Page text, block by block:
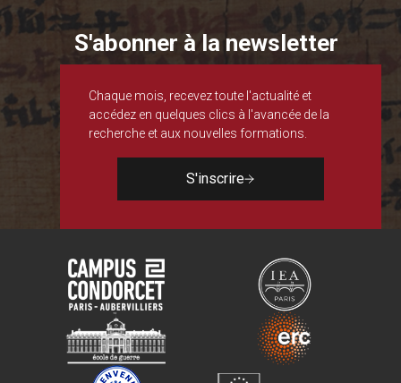
S'abonner à la newsletter
Chaque mois, recevez toute l'actualité et
accédez en quelques clics à l'avancée de la
recherche et aux nouvelles formations.
S'inscrire